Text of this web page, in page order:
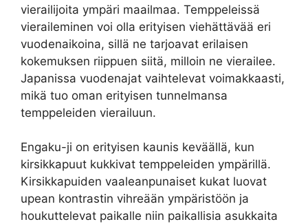
vierailijoita ympäri maailmaa. Temppeleissä
vieraileminen voi olla erityisen viehättävää eri
vuodenaikoina, sillä ne tarjoavat erilaisen
kokemuksen riippuen siitä, milloin ne vierailee.
Japanissa vuodenajat vaihtelevat voimakkaasti,
mikä tuo oman erityisen tunnelmansa
temppeleiden vierailuun.
Engaku-ji on erityisen kaunis keväällä, kun
kirsikkapuut kukkivat temppeleiden ympärillä.
Kirsikkapuiden vaaleanpunaiset kukat luovat
upean kontrastin vihreään ympäristöön ja
houkuttelevat paikalle niin paikallisia asukkaita